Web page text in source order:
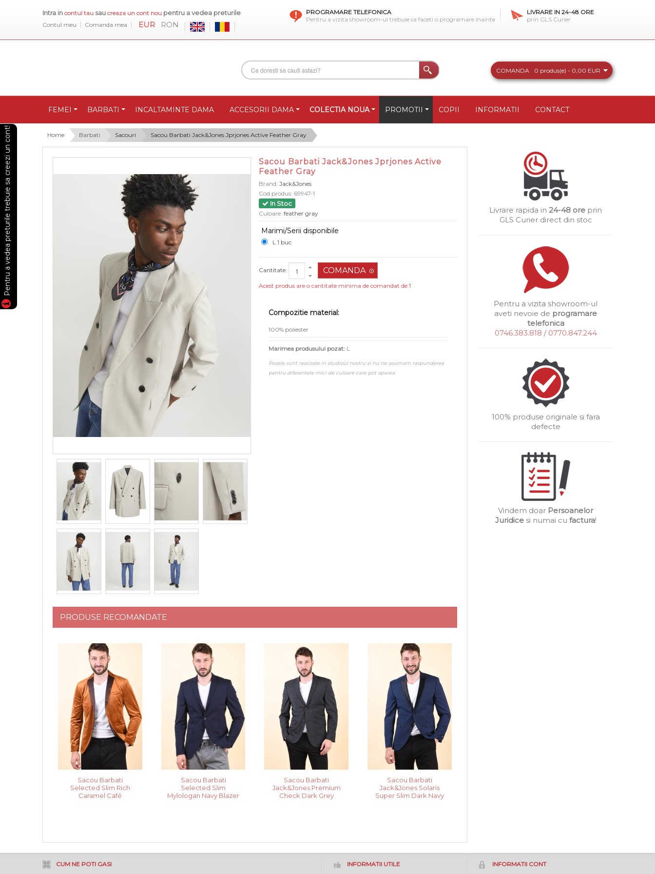
Intra in contul tau sau creaza un cont nou pentru a vedea preturile
Contul meu Comanda mea EUR RON
PROGRAMARE TELEFONICA
Pentru a vizita showroom-ul trebuie sa faceti o programare inainte
LIVRARE IN 24-48 ORE
prin GLS Curier
COMANDA 0 produs(e) - 0,00 EUR
FEMEI BARBATI INCALTAMINTE DAMA ACCESORII DAMA COLECTIA NOUA PROMOTII COPII INFORMATII CONTACT
Home Barbati Sacouri Sacou Barbati Jack&Jones Jprjones Active Feather Gray
Sacou Barbati Jack&Jones Jprjones Active
Feather Gray
Brand: Jack&Jones
Cod produs: 69947-1
In Stoc
Culoare: feather gray
Marimi/Serii disponibile
L 1 buc
Cantitate:
Acest produs are o cantitate minima de comandat de 1
Compozitie material:
100% poliester
Marimea produsului pozat: L
Pozele sunt realizate in studioul nostru si nu ne asumam raspunderea
pentru diferentele mici de culoare care pot aparea.
PRODUSE RECOMANDATE
Sacou Barbati
Selected Slim Rich
Caramel Café
Sacou Barbati
Selected Slim
Mylologan Navy Blazer
Sacou Barbati
Jack&Jones Premium
Check Dark Grey
Sacou Barbati
Jack&Jones Solaris
Super Slim Dark Navy
Livrare rapida in 24-48 ore prin
GLS Curier direct din stoc
Pentru a vizita showroom-ul
aveti nevoie de programare
telefonica
0746.383.818 / 0770.847.244
100% produse originale si fara
defecte
Vindem doar Persoanelor
Juridicesi numai cu factura!
CUM NE POTI GASI INFORMATII UTILE INFORMATII CONT
Pentru a vedea preturile trebuie sa creezi un cont!